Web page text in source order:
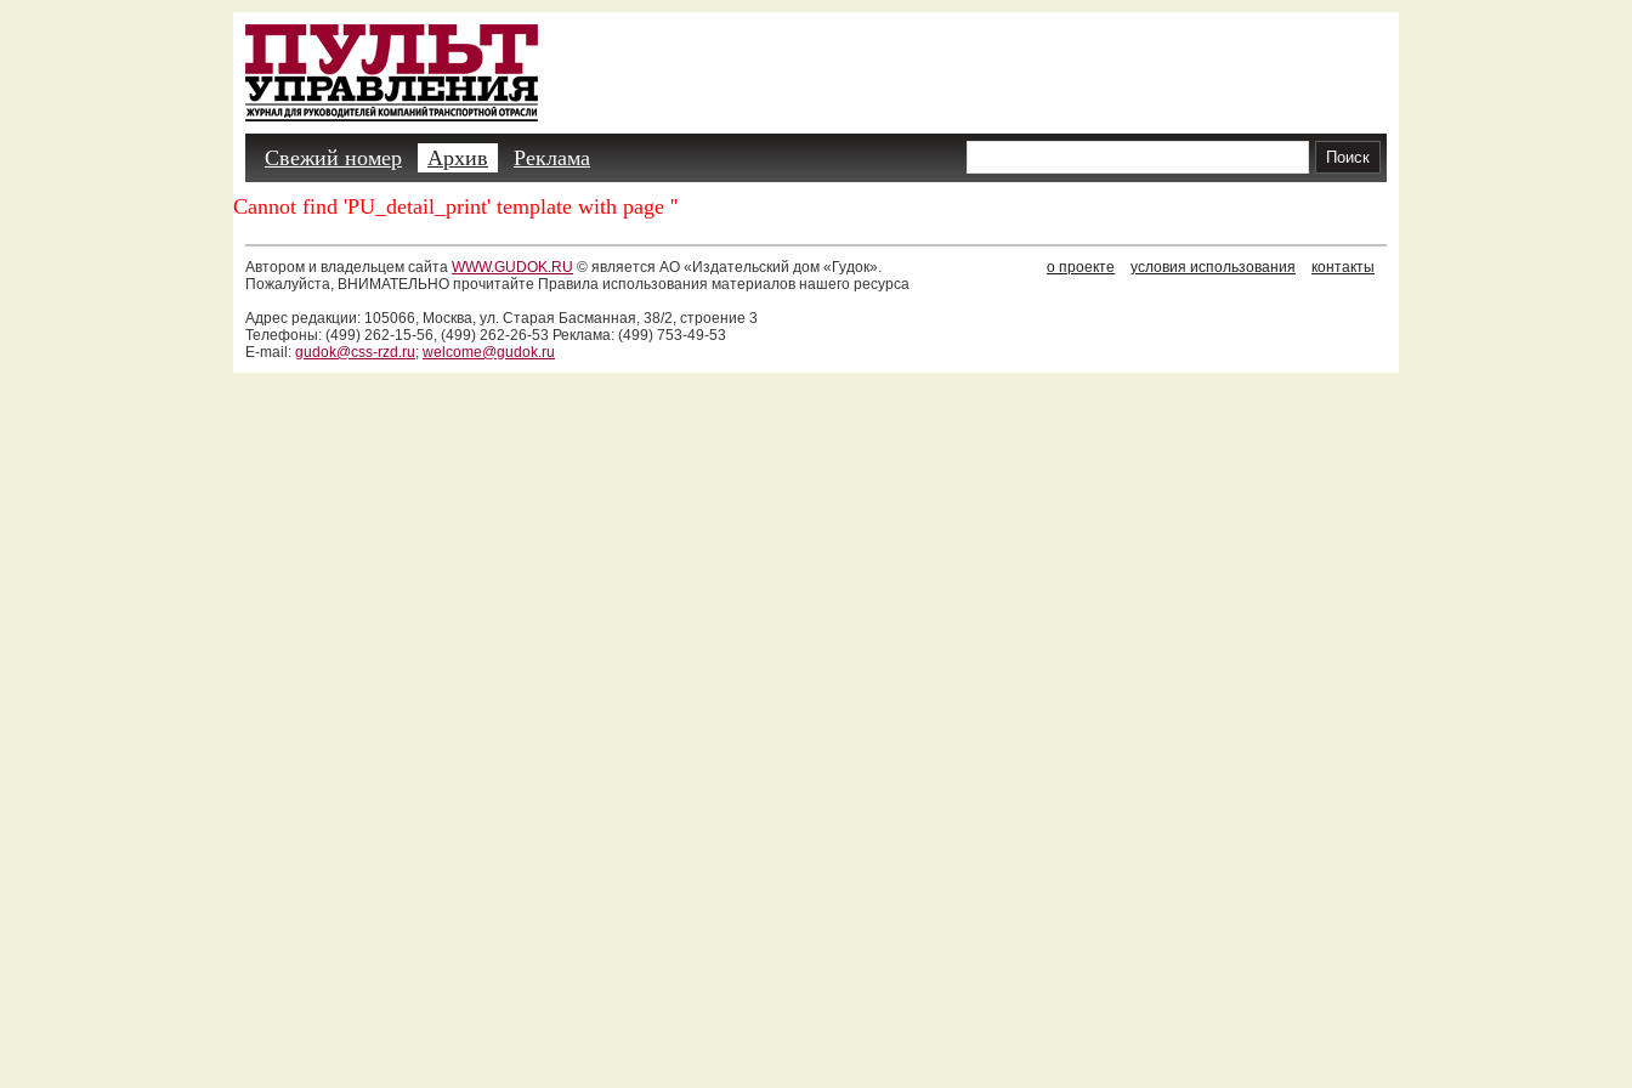
Свежий номер Архив
Реклама
Cannot find 'PU_detail_print' template with page ''
Автором и владельцем сайта WWW.GUDOK.RU © является АО «Издательский дом «Гудок».
Пожалуйста, ВНИМАТЕЛЬНО прочитайте Правила использования материалов нашего ресурса
Адрес редакции: 105066, Москва, ул. Старая Басманная, 38/2, строение 3
Телефоны: (499) 262-15-56, (499) 262-26-53 Реклама: (499) 753-49-53
E-mail: gudok@css-rzd.ru; welcome@gudok.ru
о проекте условия использования контакты